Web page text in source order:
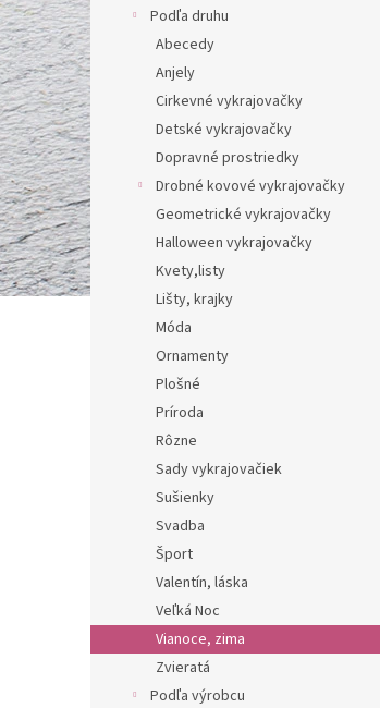
Podľa druhu
Abecedy
Anjely
Cirkevné vykrajovačky
Detské vykrajovačky
Dopravné prostriedky
Drobné kovové vykrajovačky
Geometrické vykrajovačky
Halloween vykrajovačky
Kvety,listy
Lišty, krajky
Móda
Ornamenty
Plošné
Príroda
Rôzne
Sady vykrajovačiek
Sušienky
Svadba
Šport
Valentín, láska
Veľká Noc
Vianoce, zima
Zvieratá
Podľa výrobcu